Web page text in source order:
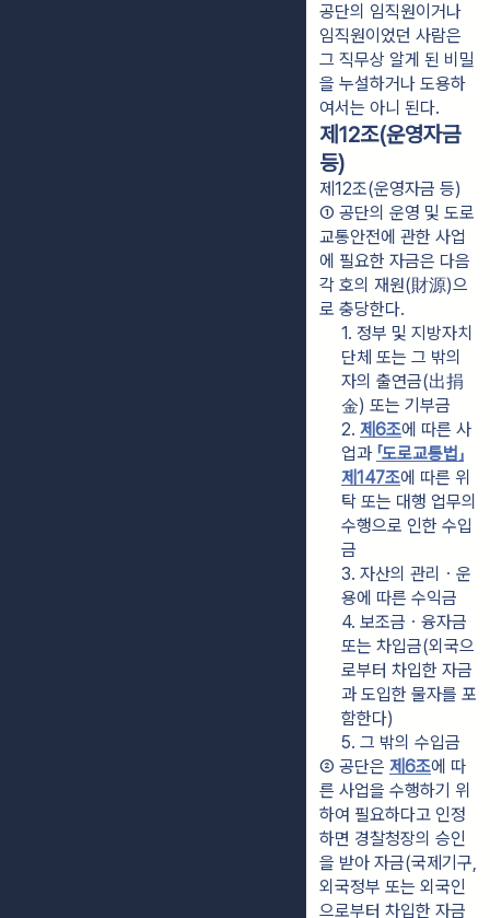
공단의 임직원이거나
임직원이었던 사람은
그 직무상 알게 된 비밀
을 누설하거나 도용하
여서는 아니 된다.
제12조(운영자금
등)
제12조(운영자금 등)
① 공단의 운영 및 도로
교통안전에 관한 사업
에 필요한 자금은 다음
각 호의 재원(財源)으
로 충당한다.
1. 정부 및 지방자치
단체 또는 그 밖의
자의 출연금(出捐
金) 또는 기부금
2. 제6조에 따른 사
업과 「도로교통법」
제147조에 따른 위
탁 또는 대행 업무의
수행으로 인한 수입
금
3. 자산의 관리ㆍ운
용에 따른 수익금
4. 보조금ㆍ융자금
또는 차입금(외국으
로부터 차입한 자금
과 도입한 물자를 포
함한다)
5. 그 밖의 수입금
② 공단은 제6조에 따
른 사업을 수행하기 위
하여 필요하다고 인정
하면 경찰청장의 승인
을 받아 자금(국제기구,
외국정부 또는 외국인
으로부터 차입한 자금